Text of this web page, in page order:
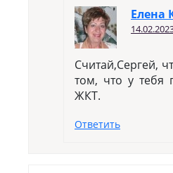
Елена
Считай,Сергей,
том, что у тебя
ЖКТ.
Ответить